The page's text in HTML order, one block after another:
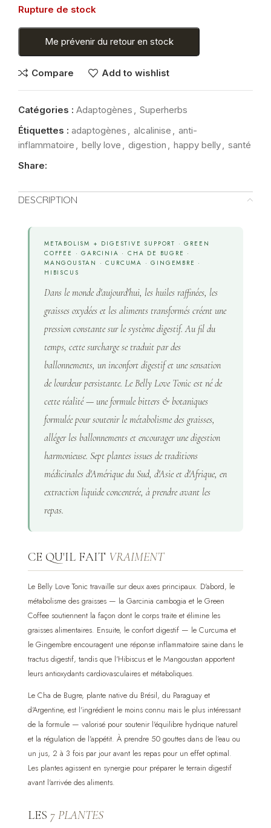
Rupture de stock
Me prévenir du retour en stock
Compare Add to wishlist
Catégories : Adaptogènes , Superherbs
Étiquettes : adaptogènes , alcalinise , anti-
inflammatoire , belly love , digestion , happy belly, santé
Share:
DESCRIPTION
METABOLISM + DIGESTIVE SUPPORT · GREEN
COFFEE · GARCINIA · CHA DE BUGRE ·
MANGOUSTAN · CURCUMA · GINGEMBRE ·
HIBISCUS
Dans le monde d'aujourd'hui, les huiles raffinées, les
graisses oxydées et les aliments transformés créent une
pression constante sur le système digestif. Au fil du
temps, cette surcharge se traduit par des
ballonnements, un inconfort digestif et une sensation
de lourdeur persistante. Le Belly Love Tonic est né de
cette réalité — une formule bitters & botaniques
formulée pour soutenir le métabolisme des graisses,
alléger les ballonnements et encourager une digestion
harmonieuse. Sept plantes issues de traditions
médicinales d'Amérique du Sud, d'Asie et d'Afrique, en
extraction liquide concentrée, à prendre avant les
repas.
CE QU'IL FAIT VRAIMENT
Le Belly Love Tonic travaille sur deux axes principaux. D'abord, le
métabolisme des graisses — la Garcinia cambogia et le Green
Coffee soutiennent la façon dont le corps traite et élimine les
graisses alimentaires. Ensuite, le confort digestif — le Curcuma et
le Gingembre encouragent une réponse inflammatoire saine dans le
tractus digestif, tandis que l'Hibiscus et le Mangoustan apportent
leurs antioxydants cardiovasculaires et métaboliques.
Le Cha de Bugre, plante native du Brésil, du Paraguay et
d'Argentine, est l'ingrédient le moins connu mais le plus intéressant
de la formule — valorisé pour soutenir l'équilibre hydrique naturel
et la régulation de l'appétit. À prendre 50 gouttes dans de l'eau ou
un jus, 2 à 3 fois par jour avant les repas pour un effet optimal.
Les plantes agissent en synergie pour préparer le terrain digestif
avant l'arrivée des aliments.
LES 7 PLANTES